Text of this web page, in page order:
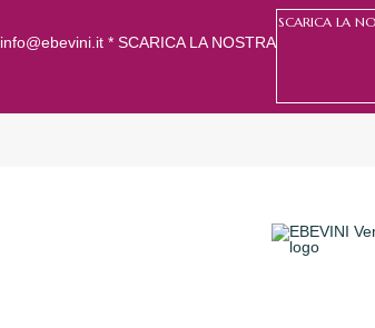
info@ebevini.it * SCARICA LA NOSTRA
SCARICA LA